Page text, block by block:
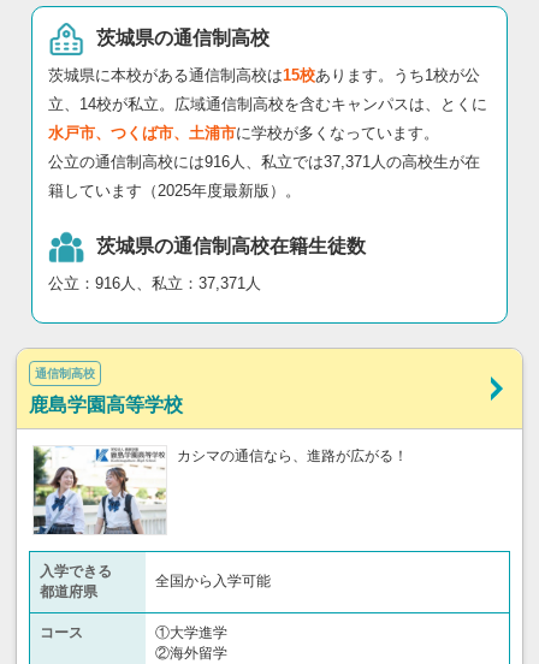
茨城県の通信制高校
茨城県に本校がある通信制高校は15校あります。うち1校が公
立、14校が私立。広域通信制高校を含むキャンパスは、とくに
水戸市、つくば市、土浦市に学校が多くなっています。
公立の通信制高校には916人、私立では37,371人の高校生が在
籍しています（2025年度最新版）。
茨城県の通信制高校在籍生徒数
公立：916人、私立：37,371人
通信制高校
鹿島学園高等学校
カシマの通信なら、進路が広がる！
入学できる
都道府県
全国から入学可能
コース
①大学進学
②海外留学